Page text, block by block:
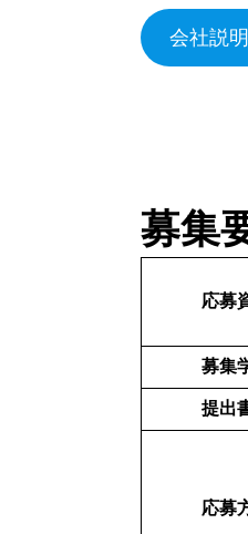
会社説
募集
応募
募集
提出
応募